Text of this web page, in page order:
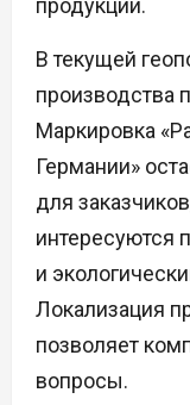
продукции.
В текущей
производства
Маркировка
Германии»
для
интересуются
и
Локализация
позволяет
вопросы.